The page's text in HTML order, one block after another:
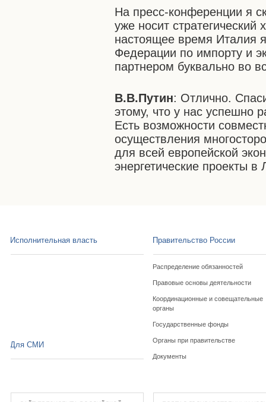
На пресс-конференции я
уже носит стратегический
настоящее время Италия
Федерации по импорту и
партнером буквально во
В.В.Путин: Отлично.
этому, что у нас успешно
Есть возможности
осуществления
для всей европейской
энергетические проекты
Исполнительная власть Правительство России
Распределение обязанностей
Правовые основы деятельности
Координационные и совещательные
органы
Государственные фонды
Органы при правительстве
Документы
Для СМИ